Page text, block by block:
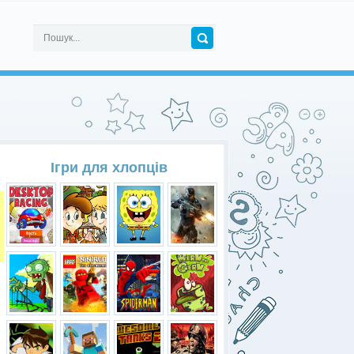
Ігри для хлопців